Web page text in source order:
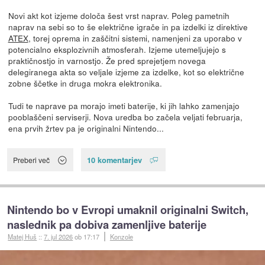
Novi akt kot izjeme določa šest vrst naprav. Poleg pametnih
naprav na sebi so to še električne igrače in pa izdelki iz direktive
ATEX, torej oprema in zaščitni sistemi, namenjeni za uporabo v
potencialno eksplozivnih atmosferah. Izjeme utemeljujejo s
praktičnostjo in varnostjo. Že pred sprejetjem novega
delegiranega akta so veljale izjeme za izdelke, kot so električne
zobne ščetke in druga mokra elektronika.
Tudi te naprave pa morajo imeti baterije, ki jih lahko zamenjajo
pooblaščeni serviserji. Nova uredba bo začela veljati februarja,
ena prvih žrtev pa je originalni Nintendo...
Preberi več 10 komentarjev
Nintendo bo v Evropi umaknil originalni Switch,
naslednik pa dobiva zamenljive baterije
Matej Huš ::7. jul 2026ob 17:17 Konzole